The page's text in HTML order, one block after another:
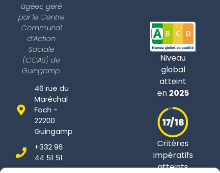
âgées, géré
par le Centre
Communal
d’Action
Sociale
(CCAS) de
Guingamp.
46 rue du
Maréchal
Foch -
22200
Guingamp
+332 96
44 51 51
Niveau
global
atteint
en 2025
Critères
impératifs
atteints